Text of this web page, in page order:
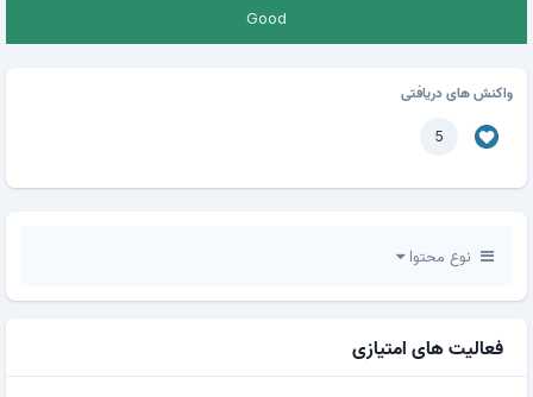
Good
واکنش های دریافتی
5
نوع محتوا
فعالیت های امتیازی